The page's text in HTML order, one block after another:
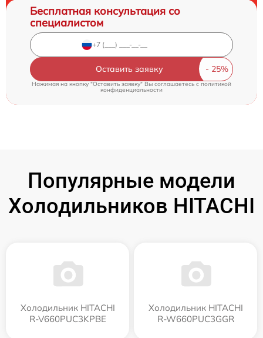
Бесплатная консультация со
специалистом
Оставить заявку
Нажимая на кнопку "Оставить заявку" Вы соглашаетесь cполитикой
конфиденциальности
Популярные модели
Холодильников HITACHI
Холодильник HITACHI
R-V660PUC3KPBE
Холодильник HITACHI
R-W660PUC3GGR